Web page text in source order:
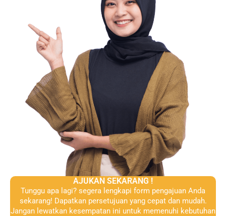
AJUKAN SEKARANG !
Tunggu apa lagi? segera lengkapi form pengajuan Anda
sekarang! Dapatkan persetujuan yang cepat dan mudah.
Jangan lewatkan kesempatan ini untuk memenuhi kebutuhan